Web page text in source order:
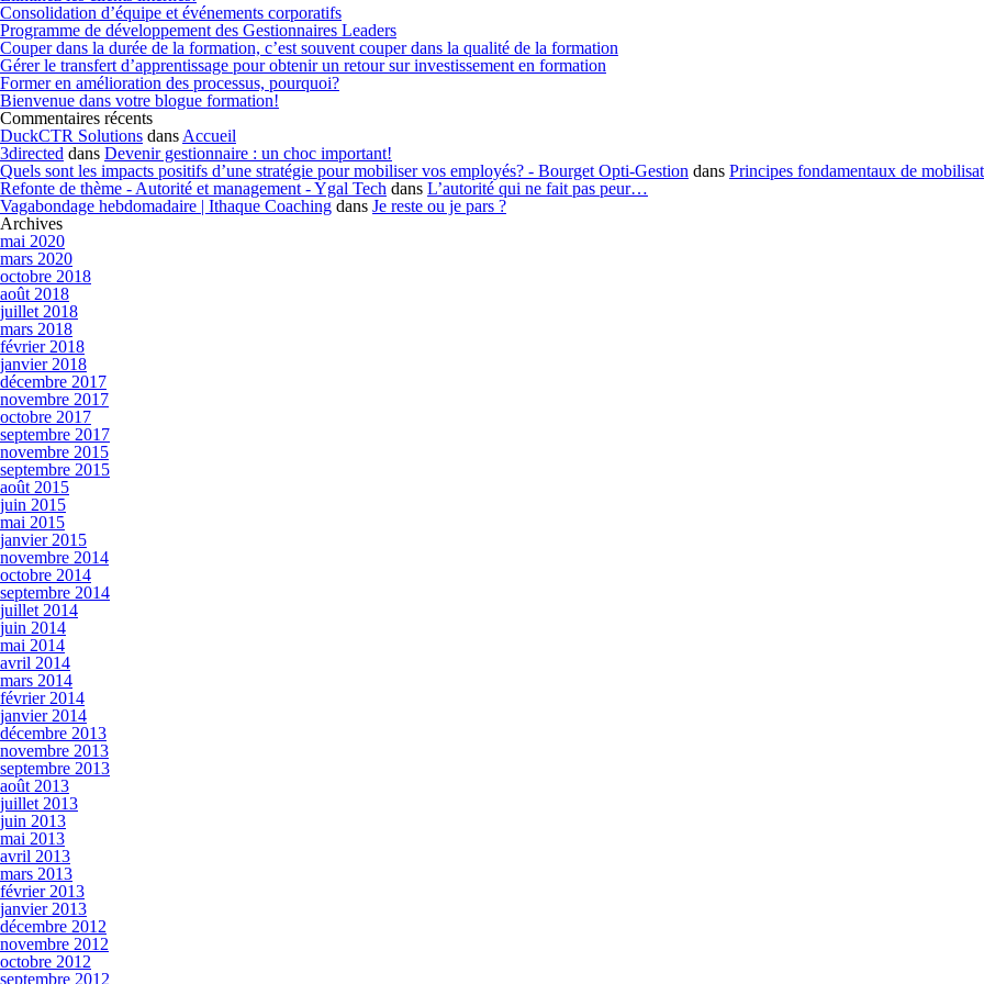
Consolidation d’équipe et événements corporatifs
Programme de développement des Gestionnaires Leaders
Couper dans la durée de la formation, c’est souvent couper dans la qualité de la formation
Gérer le transfert d’apprentissage pour obtenir un retour sur investissement en formation
Former en amélioration des processus, pourquoi?
Bienvenue dans votre blogue formation!
Commentaires récents
DuckCTR Solutions dans Accueil
3directed dans Devenir gestionnaire : un choc important!
Quels sont les impacts positifs d’une stratégie pour mobiliser vos employés? - Bourget Opti-Gestion dans Principes fondamentaux de
Refonte de thème - Autorité et management - Ygal Tech dans L’autorité qui ne fait pas peur…
Vagabondage hebdomadaire | Ithaque Coaching dans Je reste ou je pars ?
Archives
mai 2020
mars 2020
octobre 2018
août 2018
juillet 2018
mars 2018
février 2018
janvier 2018
décembre 2017
novembre 2017
octobre 2017
septembre 2017
novembre 2015
septembre 2015
août 2015
juin 2015
mai 2015
janvier 2015
novembre 2014
octobre 2014
septembre 2014
juillet 2014
juin 2014
mai 2014
avril 2014
mars 2014
février 2014
janvier 2014
décembre 2013
novembre 2013
septembre 2013
août 2013
juillet 2013
juin 2013
mai 2013
avril 2013
mars 2013
février 2013
janvier 2013
décembre 2012
novembre 2012
octobre 2012
septembre 2012